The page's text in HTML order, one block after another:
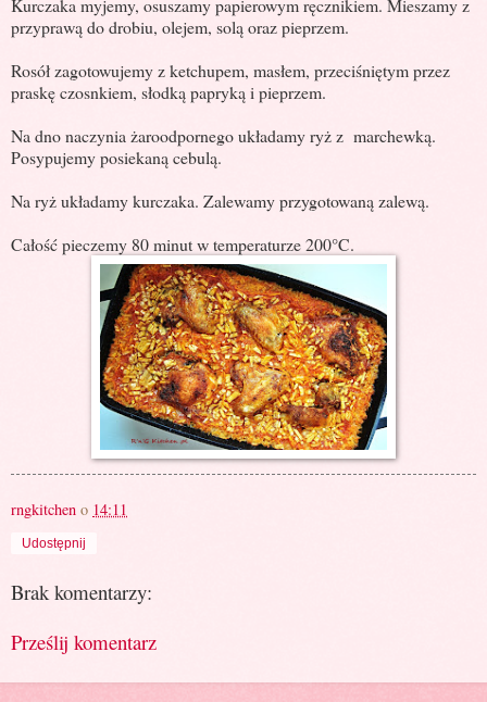
Kurczaka myjemy, osuszamy papierowym ręcznikiem. Mieszamy z
przyprawą do drobiu, olejem, solą oraz pieprzem.
Rosół zagotowujemy z ketchupem, masłem, przeciśniętym przez
praskę czosnkiem, słodką papryką i pieprzem.
Na dno naczynia żaroodpornego układamy ryż z marchewką.
Posypujemy posiekaną cebulą.
Na ryż układamy kurczaka. Zalewamy przygotowaną zalewą.
Całość pieczemy 80 minut w temperaturze 200°C.
rngkitchen o 14:11
Udostępnij
Brak komentarzy:
Prześlij komentarz